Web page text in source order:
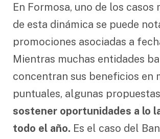
En Formosa, uno de los casos
de esta dinámica se puede
promociones asociadas a
Mientras muchas entidades
concentran sus beneficios en
puntuales, algunas
sostener oportunidades a lo
todo el año. Es el caso del